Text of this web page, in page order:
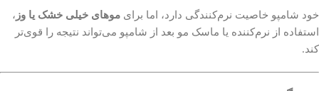
خود شامپو خاصیت نرم‌کنندگی دارد، اما برای موهای خیلی خشک یا وز ،
استفاده از نرم‌کننده یا ماسک مو بعد از شامپو می‌تواند نتیجه را قوی‌تر
کند.